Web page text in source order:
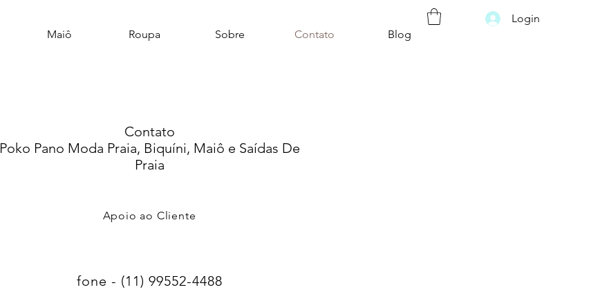
Login
Maiô Roupa Sobre Contato Blog
Contato
Poko Pano Moda Praia, Biquíni, Maiô e Saídas De
Praia
Apoio ao Cliente
fone - (11) 99552-4488